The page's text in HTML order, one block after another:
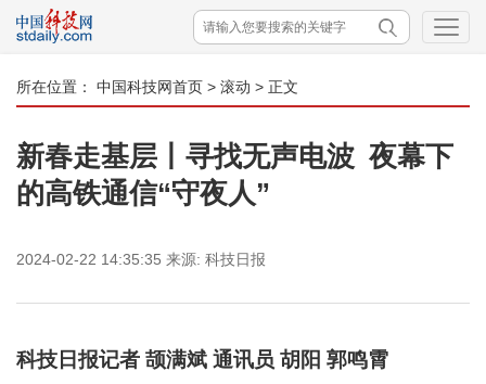
所在位置： 中国科技网首页 > 滚动 > 正文
新春走基层丨寻找无声电波 夜幕下
的高铁通信“守夜人”
2024-02-22 14:35:35 来源: 科技日报
科技日报记者 颉满斌 通讯员 胡阳 郭鸣霄